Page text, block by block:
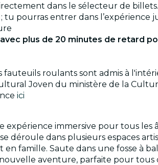
dans le sélecteur de billets.
pourras entrer dans l’expérience
plus de 20 minutes de retard
fauteuils roulants sont admis à
Joven du ministère de la
ici
expérience immersive pour tous
déroule dans plusieurs espaces
en famille. Saute dans une fosse à
aventure, parfaite pour tous